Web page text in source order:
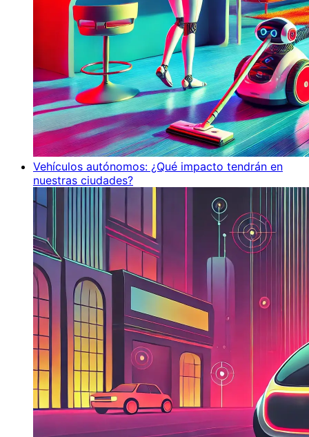
Vehículos autónomos: ¿Qué impacto tendrán en
nuestras ciudades?